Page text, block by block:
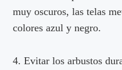
muy oscuros, las telas
colores azul y negro.
4. Evitar los arbustos